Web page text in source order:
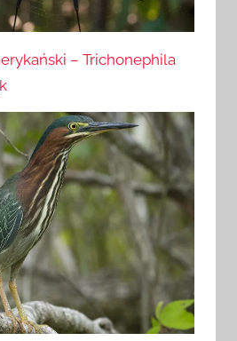
– Trichonephila